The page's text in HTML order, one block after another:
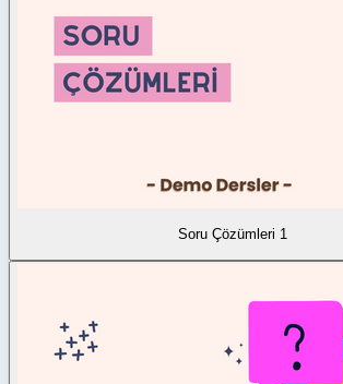
Soru Çözümleri 1